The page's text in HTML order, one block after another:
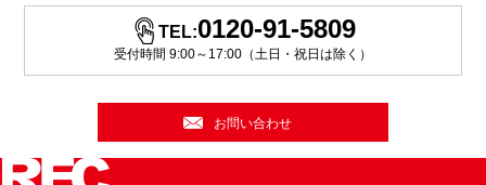
TEL:0120-91-5809
受付時間 9:00～17:00（土日・祝日は除く）
お問い合わせ